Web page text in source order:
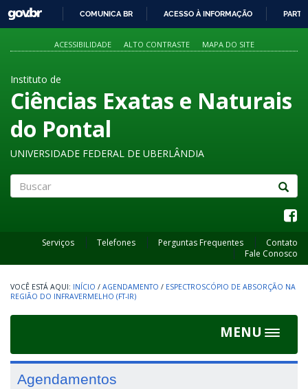
PARA
O
GOVBR
COMUNICA BR ACESSO À INFORMAÇÃO
ACESSIBILIDADE ALTO CONTRASTE MAPA DO SITE
Instituto de
Ciências Exatas e Naturais
do Pontal
UNIVERSIDADE FEDERAL DE UBERLÂNDIA
Serviços Telefones Perguntas Frequentes
Contato
Fale Conosco
INÍCIO / AGENDAMENTO / ESPECTROSCÓPIO DE ABSORÇÃO NA
REGIÃO DO INFRAVERMELHO (FT-IR)
MENU
Toggle
Agendamentos